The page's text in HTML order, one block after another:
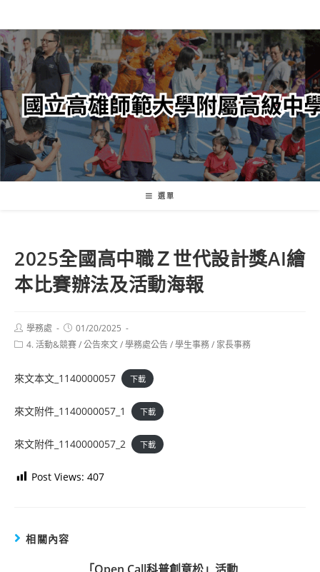
轉
至
主
內
容
選單
2025全國高中職Ｚ世代設計獎AI繪
本比賽辦法及活動海報
Post
author:
學務處
Post
published:
01/20/2025
Post4. 活動&競賽/公告來文/學務處公告/學生事務/ 家長事務
來文本文_1140000057 下載
來文附件_1140000057_1 下載
來文附件_1140000057_2 下載
Post Views: 407
相關內容